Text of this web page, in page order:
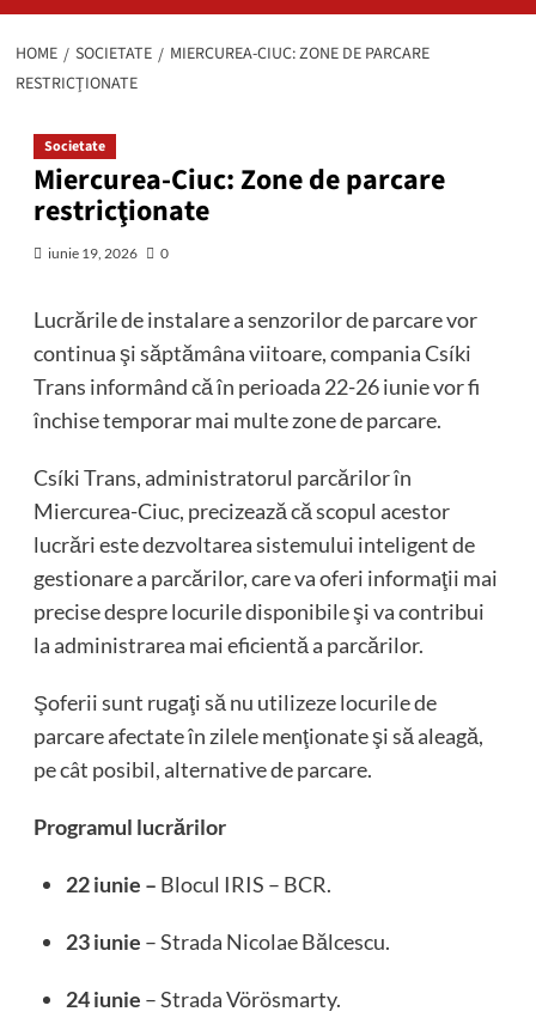
HOME SOCIETATE
MIERCUREA-CIUC: ZONE DE PARCARE
RESTRICŢIONATE
Societate
Miercurea-Ciuc: Zone de parcare
restricţionate
iunie 19, 2026 0
Lucrările de instalare a senzorilor de parcare vor
continua şi săptămâna viitoare, compania Csíki
Trans informând că în perioada 22-26 iunie vor fi
închise temporar mai multe zone de parcare.
Csíki Trans, administratorul parcărilor în
Miercurea-Ciuc, precizează că scopul acestor
lucrări este dezvoltarea sistemului inteligent de
gestionare a parcărilor, care va oferi informaţii mai
precise despre locurile disponibile şi va contribui
la administrarea mai eficientă a parcărilor.
Şoferii sunt rugaţi să nu utilizeze locurile de
parcare afectate în zilele menţionate şi să aleagă,
pe cât posibil, alternative de parcare.
Programul lucrărilor
22 iunie – Blocul IRIS – BCR.
23 iunie – Strada Nicolae Bălcescu.
24 iunie – Strada Vörösmarty.